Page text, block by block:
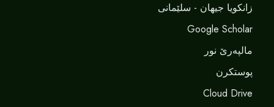
زانکویا جیهان - سلێمانی
Google Scholar
مالپەرێ نور
پوستکرن
Cloud Drive